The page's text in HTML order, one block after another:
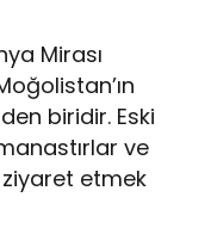
Mirası
biridir. Eski
ve
etmek